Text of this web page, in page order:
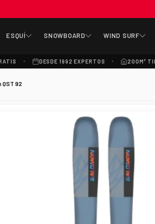
ESQUÍ SNOWBOARD WIND SURF
DESDE 1992 EXPERTOS 200M²
92